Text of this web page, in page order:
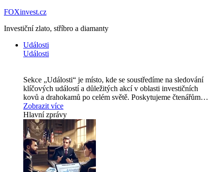
FOXinvest.cz
Investiční zlato, stříbro a diamanty
Události
Události
Sekce „Události“ je místo, kde se soustředíme na sledování
klíčových událostí a důležitých akcí v oblasti investičních
kovů a drahokamů po celém světě. Poskytujeme čtenářům…
Zobrazit více
Hlavní zprávy